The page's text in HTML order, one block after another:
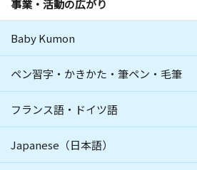
事業・活動の広がり
Baby Kumon
ペン習字・かきかた・筆ペン・毛筆
フランス語・ドイツ語
Japanese（日本語）